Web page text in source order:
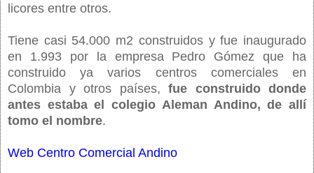
licores entre otros.
Tiene casi 54.000 m2 construidos y fue inaugurado
en 1.993 por la empresa Pedro Gómez que ha
construido ya varios centros comerciales en
Colombia y otros países, fue construido donde
antes estaba el colegio Aleman Andino, de allí
tomo el nombre.
Web Centro Comercial Andino